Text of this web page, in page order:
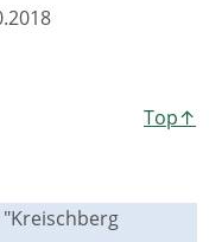
Top↑